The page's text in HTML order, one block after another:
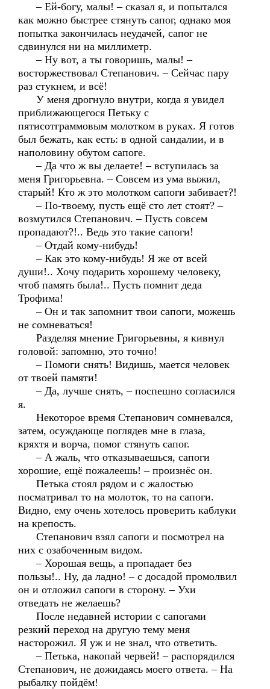
– Ей-богу, малы! – сказал я, и попытался
как можно быстрее стянуть сапог, однако моя
попытка закончилась неудачей, сапог не
сдвинулся ни на миллиметр.
– Ну вот, а ты говоришь, малы! –
восторжествовал Степанович. – Сейчас пару
раз стукнем, и всё!
У меня дрогнуло внутри, когда я увидел
приближающегося Петьку с
пятисотграммовым молотком в руках. Я готов
был бежать, как есть: в одной сандалии, и в
наполовину обутом сапоге.
– Да что ж вы делаете! – вступилась за
меня Григорьевна. – Совсем из ума выжил,
старый! Кто ж это молотком сапоги забивает?!
– По-твоему, пусть ещё сто лет стоят? –
возмутился Степанович. – Пусть совсем
пропадают?!.. Ведь это такие сапоги!
– Отдай кому-нибудь!
– Как это кому-нибудь! Я же от всей
души!.. Хочу подарить хорошему человеку,
чтоб память была!.. Пусть помнит деда
Трофима!
– Он и так запомнит твои сапоги, можешь
не сомневаться!
Разделяя мнение Григорьевны, я кивнул
головой: запомню, это точно!
– Помоги снять! Видишь, мается человек
от твоей памяти!
– Да, лучше снять, – поспешно согласился
я.
Некоторое время Степанович сомневался,
затем, осуждающе поглядев мне в глаза,
кряхтя и ворча, помог стянуть сапог.
– А жаль, что отказываешься, сапоги
хорошие, ещё пожалеешь! – произнёс он.
Петька стоял рядом и с жалостью
посматривал то на молоток, то на сапоги.
Видно, ему очень хотелось проверить каблуки
на крепость.
Степанович взял сапоги и посмотрел на
них с озабоченным видом.
– Хорошая вещь, а пропадает без
пользы!.. Ну, да ладно! – с досадой промолвил
он и отложил сапоги в сторону. – Ухи
отведать не желаешь?
После недавней истории с сапогами
резкий переход на другую тему меня
насторожил. Я уж и не знал, что ответить.
– Петька, накопай червей! – распорядился
Степанович, не дожидаясь моего ответа. – На
рыбалку пойдём!